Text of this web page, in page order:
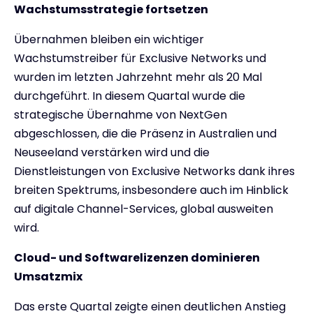
Wachstumsstrategie fortsetzen
Übernahmen bleiben ein wichtiger
Wachstumstreiber für Exclusive Networks und
wurden im letzten Jahrzehnt mehr als 20 Mal
durchgeführt. In diesem Quartal wurde die
strategische Übernahme von NextGen
abgeschlossen, die die Präsenz in Australien und
Neuseeland verstärken wird und die
Dienstleistungen von Exclusive Networks dank ihres
breiten Spektrums, insbesondere auch im Hinblick
auf digitale Channel-Services, global ausweiten
wird.
Cloud- und Softwarelizenzen dominieren
Umsatzmix
Das erste Quartal zeigte einen deutlichen Anstieg